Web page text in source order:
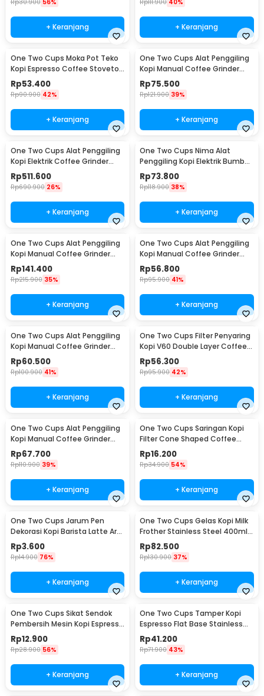
Rp30.900 56%
+ Keranjang
Rp111.900 40%
+ Keranjang
One Two Cups Moka Pot Teko
Kopi Espresso Coffee Stovetop
2 Cup 100ml - Z20
Rp53.400
Rp90.900 42%
+ Keranjang
One Two Cups Alat Penggiling
Kopi Manual Coffee Grinder
Wood - 16290
Rp75.500
Rp121.900 39%
+ Keranjang
One Two Cups Alat Penggiling
Kopi Elektrik Coffee Grinder
Adjustable - 600N
Rp511.600
Rp690.900 26%
+ Keranjang
One Two Cups Nima Alat
Penggiling Kopi Elektrik Bumbu
Coffee Grinder - NM-8300
Rp73.800
Rp118.900 38%
+ Keranjang
One Two Cups Alat Penggiling
Kopi Manual Coffee Grinder
Wood 30g - CW85532
Rp141.400
Rp215.900 35%
+ Keranjang
One Two Cups Alat Penggiling
Kopi Manual Coffee Grinder
160ml - CF012
Rp56.800
Rp95.900 41%
+ Keranjang
One Two Cups Alat Penggiling
Kopi Manual Coffee Grinder
Adjustable - RHNHA0176
Rp60.500
Rp100.900 41%
+ Keranjang
One Two Cups Filter Penyaring
Kopi V60 Double Layer Coffee
Filter - FS-40S
Rp56.300
Rp95.900 42%
+ Keranjang
One Two Cups Alat Penggiling
Kopi Manual Coffee Grinder
Adjustable - CF4146
Rp67.700
Rp110.900 39%
+ Keranjang
One Two Cups Saringan Kopi
Filter Cone Shaped Coffee
Dripper 1 PCS - K741
Rp16.200
Rp34.900 54%
+ Keranjang
One Two Cups Jarum Pen
Dekorasi Kopi Barista Latte Art
Needle 13cm - F3F27
Rp3.600
Rp14.900 76%
+ Keranjang
One Two Cups Gelas Kopi Milk
Frother Stainless Steel 400ml -
WZ0011
Rp82.500
Rp130.900 37%
+ Keranjang
One Two Cups Sikat Sendok
Pembersih Mesin Kopi Espresso
2in1 - 8809
Rp12.900
Rp28.900 56%
+ Keranjang
One Two Cups Tamper Kopi
Espresso Flat Base Stainless
Steel 51mm - SS51
Rp41.200
Rp71.900 43%
+ Keranjang